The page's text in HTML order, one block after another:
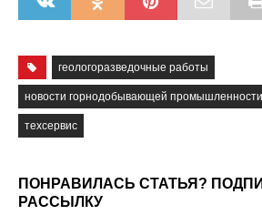
геологоразведочные работы
новости горнодобывающей промышленности
техсервис
ПОНРАВИЛАСЬ СТАТЬЯ?
РАССЫЛКУ